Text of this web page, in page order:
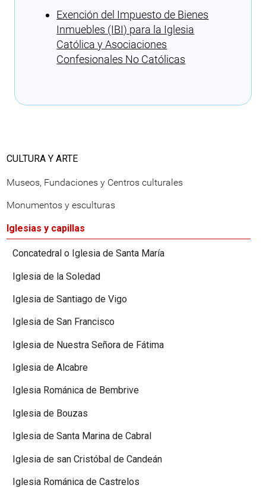
Exención del Impuesto de Bienes
Inmuebles (IBI) para la Iglesia
Católica y Asociaciones
Confesionales No Católicas
CULTURA Y ARTE
Museos, Fundaciones y Centros culturales
Monumentos y esculturas
Iglesias y capillas
Concatedral o Iglesia de Santa María
Iglesia de la Soledad
Iglesia de Santiago de Vigo
Iglesia de San Francisco
Iglesia de Nuestra Señora de Fátima
Iglesia de Alcabre
Iglesia Románica de Bembrive
Iglesia de Bouzas
Iglesia de Santa Marina de Cabral
Iglesia de san Cristóbal de Candeán
Iglesia Románica de Castrelos